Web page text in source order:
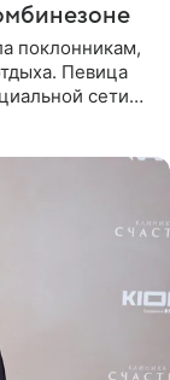
поклонникам,
Певица
сети